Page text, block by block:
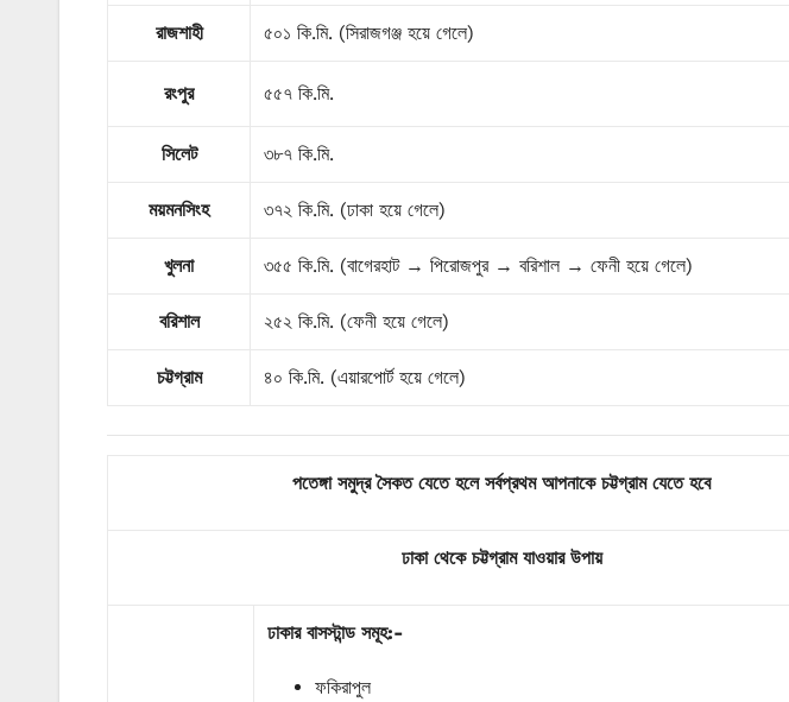
রাজশাহী ৫০১ কি.মি. (সিরাজগঞ্জ হয়ে গেলে)
রংপুর ৫৫৭ কি.মি.
সিলেট ৩৮৭ কি.মি.
ময়মনসিংহ ৩৭২ কি.মি. (ঢাকা হয়ে গেলে)
খুলনা ৩৫৫ কি.মি. (বাগেরহাট → পিরোজপুর → বরিশাল → ফেনী হয়ে গেলে)
বরিশাল ২৫২ কি.মি. (ফেনী হয়ে গেলে)
চট্টগ্রাম ৪০ কি.মি. (এয়ারপোর্ট হয়ে গেলে)
পতেঙ্গা সমুদ্র সৈকত যেতে হলে সর্বপ্রথম আপনাকে চট্টগ্রাম যেতে হবে
ঢাকা থেকে চট্টগ্রাম যাওয়ার উপায়
ঢাকার বাসস্টান্ড সমূহ:-
ফকিরাপুল